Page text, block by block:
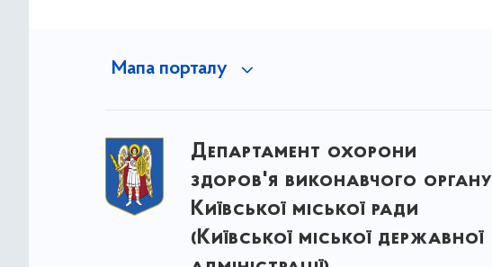
Мапа порталу
Департамент охорони
здоров'я виконавчого органу
Київської міської ради
(Київської міської державної